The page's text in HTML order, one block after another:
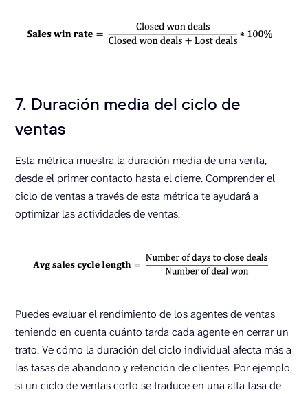
7. Duración media del ciclo de
ventas
Esta métrica muestra la duración media de una venta,
desde el primer contacto hasta el cierre. Comprender el
ciclo de ventas a través de esta métrica te ayudará a
optimizar las actividades de ventas.
Puedes evaluar el rendimiento de los agentes de ventas
teniendo en cuenta cuánto tarda cada agente en cerrar un
trato. Ve cómo la duración del ciclo individual afecta más a
las tasas de abandono y retención de clientes. Por ejemplo,
si un ciclo de ventas corto se traduce en una alta tasa de